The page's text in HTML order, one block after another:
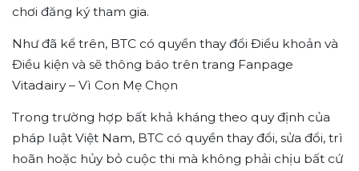
chơi đăng ký tham gia.
Như đã kể trên, BTC có quyền thay đổi Điều khoản và
Điều kiện và sẽ thông báo trên trang Fanpage
Vitadairy – Vì Con Mẹ Chọn
Trong trường hợp bất khả kháng theo quy định của
pháp luật Việt Nam, BTC có quyền thay đổi, sửa đổi, trì
hoãn hoặc hủy bỏ cuộc thi mà không phải chịu bất cứ